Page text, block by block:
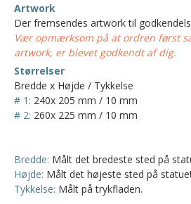
Artwork
Der fremsendes artwork til
Vær opmærksom på at ordren først
artwork, er blevet godkendt af dig.
Størrelser
Bredde x Højde / Tykkelse
# 1: 240x 205 mm / 10 mm
# 2: 260x 225 mm / 10 mm
Bredde: Målt det bredeste sted på
Højde: Målt det højeste sted på
Tykkelse: Målt på trykfladen.